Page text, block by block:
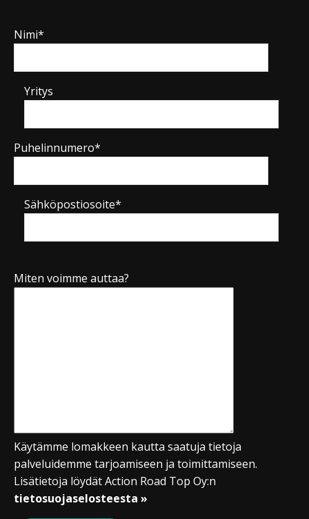
Nimi*
Yritys
Puhelinnumero*
Sähköpostiosoite*
Miten voimme auttaa?
Käytämme lomakkeen kautta saatuja tietoja
palveluidemme tarjoamiseen ja toimittamiseen.
Lisätietoja löydät Action Road Top Oy:n
tietosuojaselosteesta »